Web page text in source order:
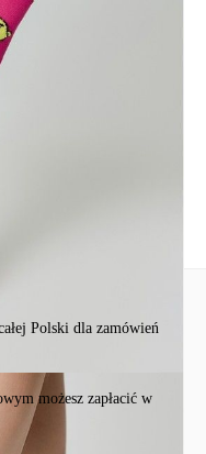
klikając przycisk
Polski dla zamówień
możesz zapłacić w